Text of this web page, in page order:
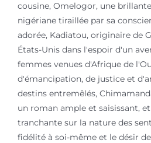
cousine, Omelogor, une
nigériane tiraillée par sa
adorée, Kadiatou, originaire de
États-Unis dans l'espoir d'un
femmes venues d'Afrique de
d'émancipation, de justice et
destins entremêlés,
un roman ample et saisissant,
tranchante sur la nature des
fidélité à soi-même et le désir